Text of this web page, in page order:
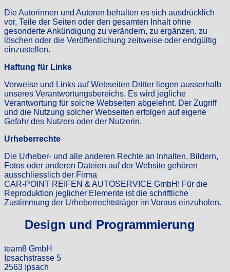
Die Autorinnen und Autoren behalten es sich ausdrücklich
vor, Teile der Seiten oder den gesamten Inhalt ohne
gesonderte Ankündigung zu verändern, zu ergänzen, zu
löschen oder die Veröffentlichung zeitweise oder endgültig
einzustellen.
Haftung für Links
Verweise und Links auf Webseiten Dritter liegen ausserhalb
unseres Verantwortungsbereichs. Es wird jegliche
Verantwortung für solche Webseiten abgelehnt. Der Zugriff
und die Nutzung solcher Webseiten erfolgen auf eigene
Gefahr des Nutzers oder der Nutzerin.
Urheberrechte
Die Urheber- und alle anderen Rechte an Inhalten, Bildern,
Fotos oder anderen Dateien auf der Website gehören
ausschliesslich der Firma
CAR-POINT REIFEN & AUTOSERVICE GmbH! Für die
Reproduktion jeglicher Elemente ist die schriftliche
Zustimmung der Urheberrechtsträger im Voraus einzuholen.
Design und Programmierung
team8 GmbH
Ipsachstrasse 5
2563 Ipsach